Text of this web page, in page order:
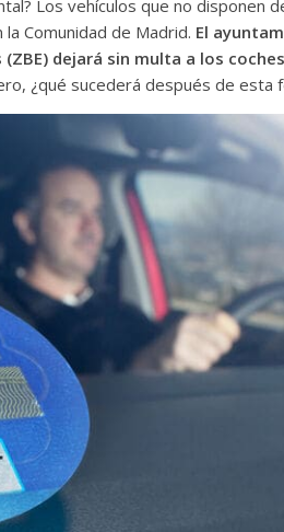
Los vehículos que no disponen
Comunidad de Madrid. El
dejará sin multa a los
¿qué sucederá después de esta